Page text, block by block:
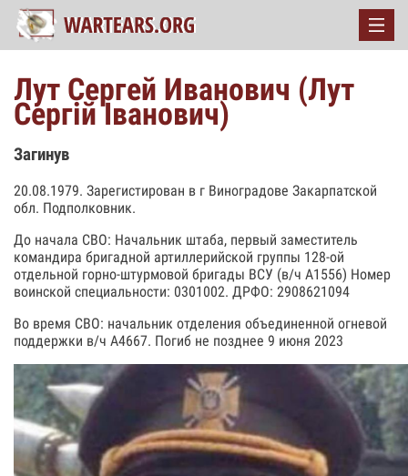
Лут Сергей Иванович (Лут
Сергій Іванович)
Загинув
20.08.1979. Зарегистирован в г Виноградове Закарпатской
обл. Подполковник.
До начала СВО: Начальник штаба, первый заместитель
командира бригадной артиллерийской группы 128-ой
отдельной горно-штурмовой бригады ВСУ (в/ч А1556) Номер
воинской специальности: 0301002. ДРФО: 2908621094
Во время СВО: начальник отделения объединенной огневой
поддержки в/ч А4667. Погиб не позднее 9 июня 2023